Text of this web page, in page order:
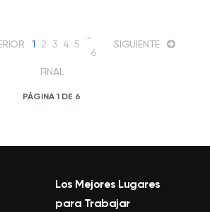
1 2 3 4 5
…
6
SIGUIENTE
FINAL
PÁGINA 1 DE 6
Los Mejores Lugares
para Trabajar